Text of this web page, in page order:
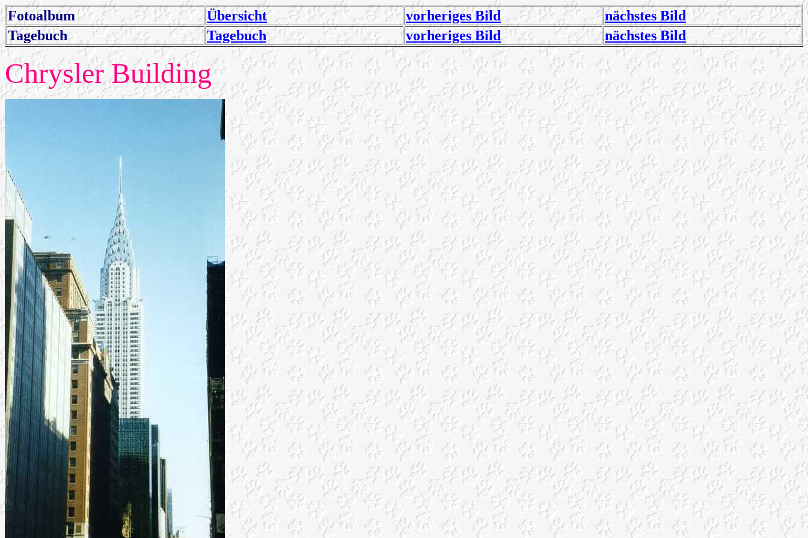
Fotoalbum Übersicht vorheriges Bild
nächstes Bild
Tagebuch
Tagebuch vorheriges Bild nächstes Bild
Chrysler Building